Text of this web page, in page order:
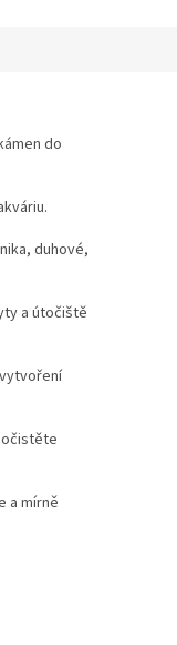
do
duhové,
a útočiště
očistěte
a mírně